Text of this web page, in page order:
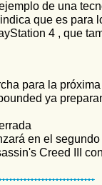
de una
que es para
4 , que
para la
ya
en el segundo
Creed III